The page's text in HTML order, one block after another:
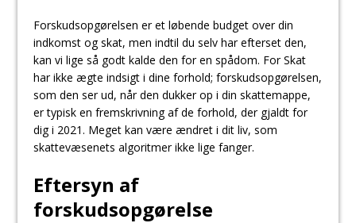
Forskudsopgørelsen er et løbende budget over din
indkomst og skat, men indtil du selv har efterset den,
kan vi lige så godt kalde den for en spådom. For Skat
har ikke ægte indsigt i dine forhold; forskudsopgørelsen,
som den ser ud, når den dukker op i din skattemappe,
er typisk en fremskrivning af de forhold, der gjaldt for
dig i 2021. Meget kan være ændret i dit liv, som
skattevæsenets algoritmer ikke lige fanger.
Eftersyn af
forskudsopgørelse